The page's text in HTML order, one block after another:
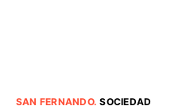
SAN FERNANDO.SOCIEDAD